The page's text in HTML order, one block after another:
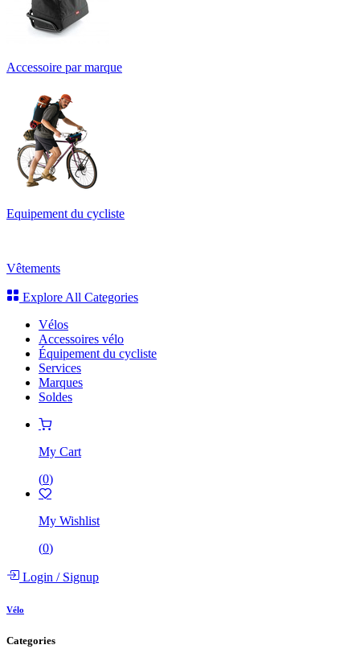
Accessoire par marque
Equipement du cycliste
Vêtements
Explore All Categories
Vélos
Accessoires vélo
Équipement du cycliste
Services
Marques
Soldes
My Cart
(0)
My Wishlist
(0)
Login /Signup
Vélo
Categories